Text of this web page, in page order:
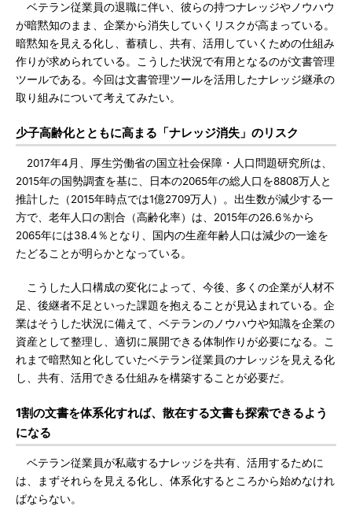
ベテラン従業員の退職に伴い、彼らの持つナレッジやノウハウ
が暗黙知のまま、企業から消失していくリスクが高まっている。
暗黙知を見える化し、蓄積し、共有、活用していくための仕組み
作りが求められている。こうした状況で有用となるのが文書管理
ツールである。今回は文書管理ツールを活用したナレッジ継承の
取り組みについて考えてみたい。
少子高齢化とともに高まる「ナレッジ消失」のリスク
2017年4月、厚生労働省の国立社会保障・人口問題研究所は、
2015年の国勢調査を基に、日本の2065年の総人口を8808万人と
推計した（2015年時点では1億2709万人）。出生数が減少する一
方で、老年人口の割合（高齢化率）は、2015年の26.6％から
2065年には38.4％となり、国内の生産年齢人口は減少の一途を
たどることが明らかとなっている。
こうした人口構成の変化によって、今後、多くの企業が人材不
足、後継者不足といった課題を抱えることが見込まれている。企
業はそうした状況に備えて、ベテランのノウハウや知識を企業の
資産として整理し、適切に展開できる体制作りが必要になる。こ
れまで暗黙知と化していたベテラン従業員のナレッジを見える化
し、共有、活用できる仕組みを構築することが必要だ。
1割の文書を体系化すれば、散在する文書も探索できるよう
になる
ベテラン従業員が私蔵するナレッジを共有、活用するために
は、まずそれらを見える化し、体系化するところから始めなけれ
ばならない。